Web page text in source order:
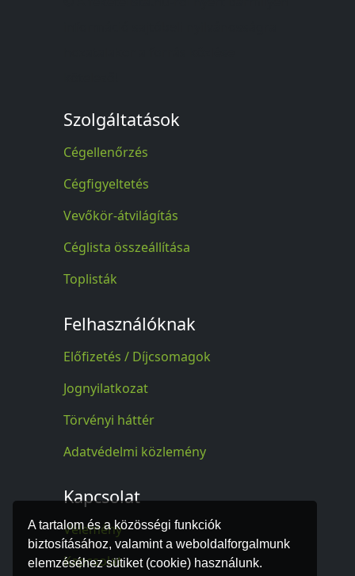
A tartalom és a közösségi funkciók
biztosításához, valamint a weboldalforgalmunk
elemzéséhez sütiket (cookie) használunk.
Szolgáltatások
Cégellenőrzés
Cégfigyeltetés
Vevőkör-átvilágítás
Céglista összeállítása
Toplisták
Felhasználóknak
Előfizetés / Díjcsomagok
Jognyilatkozat
Törvényi háttér
Adatvédelmi közlemény
Kapcsolat
Vélemény
Kapcsolat